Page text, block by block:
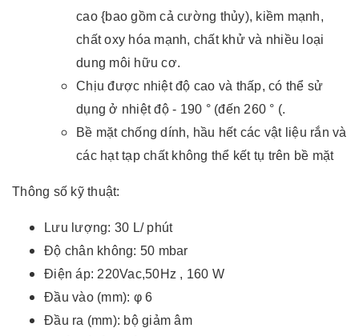
cao {bao gồm cả cường thủy), kiềm mạnh,
chất oxy hóa mạnh, chất khử và nhiều loại
dung môi hữu cơ.
Chịu được nhiệt độ cao và thấp, có thể sử
dụng ở nhiệt độ - 190 ° (đến 260 ° (.
Bề mặt chống dính, hầu hết các vật liệu rắn và
các hạt tạp chất không thể kết tụ trên bề mặt
Thông số kỹ thuật:
Lưu lượng: 30 L/ phút
Độ chân không: 50 mbar
Điện áp: 220Vac,50Hz , 160 W
Đầu vào (mm): φ 6
Đầu ra (mm): bộ giảm âm